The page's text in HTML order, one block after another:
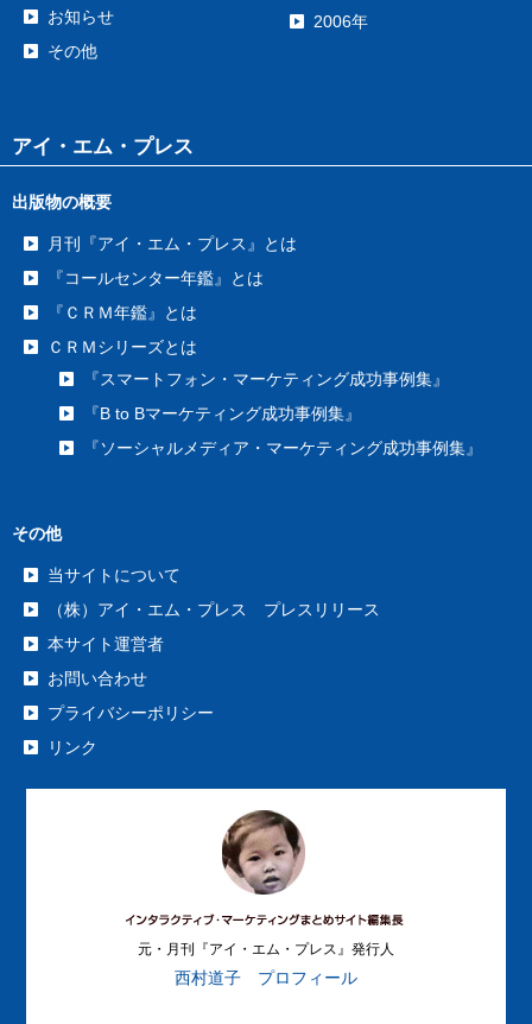
お知らせ
その他
2006年
アイ・エム・プレス
出版物の概要
月刊『アイ・エム・プレス』とは
『コールセンター年鑑』とは
『ＣＲＭ年鑑』とは
ＣＲＭシリーズとは
『スマートフォン・マーケティング成功事例集』
『B to Bマーケティング成功事例集』
『ソーシャルメディア・マーケティング成功事例集』
その他
当サイトについて
（株）アイ・エム・プレス プレスリリース
本サイト運営者
お問い合わせ
プライバシーポリシー
リンク
元・月刊『アイ・エム・プレス』発行人
西村道子 プロフィール